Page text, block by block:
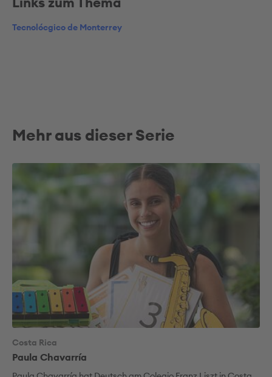
Tecnolócgico de Monterrey
Mehr aus dieser Serie
Costa Rica
Paula Chavarría